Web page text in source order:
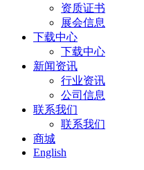
资质证书
展会信息
下载中心
下载中心
新闻资讯
行业资讯
公司信息
联系我们
联系我们
商城
English